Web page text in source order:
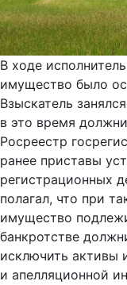
В ходе
имущество было
Взыскатель
в это время
Росреестр
ранее приставы
регистрационных
полагал, что при
имущество
банкротстве
исключить активы
и апелляционной